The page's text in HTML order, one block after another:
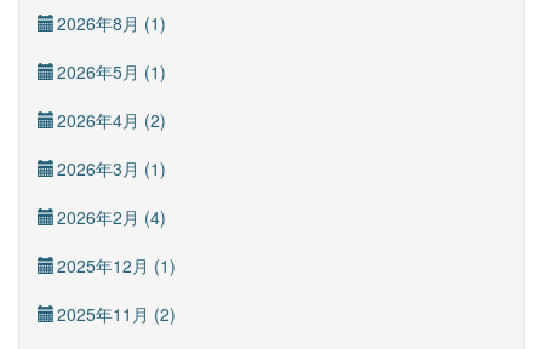
2026年8月 (1)
2026年5月 (1)
2026年4月 (2)
2026年3月 (1)
2026年2月 (4)
2025年12月 (1)
2025年11月 (2)